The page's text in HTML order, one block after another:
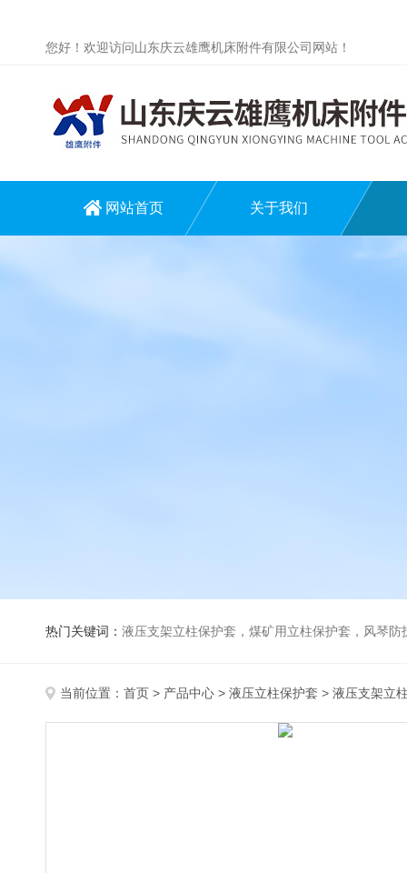
您好！欢迎访问山东庆云雄鹰机床附件有限公司网站！
网站首页 关于我们
热门关键词： 液压支架立柱保护套，煤矿用立柱保护套，风琴
当前位置： 首页 > 产品中心 > 液压立柱保护套 > 液压支架立